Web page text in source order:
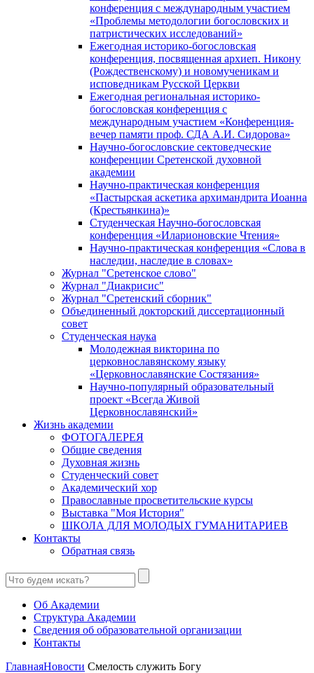
конференция с международным участием
«Проблемы методологии богословских и
патристических исследований»
Ежегодная историко-богословская
конференция, посвященная архиеп. Никону
(Рождественскому) и новомученикам и
исповедникам Русской Церкви
Ежегодная региональная историко-
богословская конференция с
международным участием «Конференция-
вечер памяти проф. СДА А.И. Сидорова»
Научно-богословские сектоведческие
конференции Сретенской духовной
академии
Научно-практическая конференция
«Пастырская аскетика архимандрита Иоанна
(Крестьянкина)»
Студенческая Научно-богословская
конференция «Иларионовские Чтения»
Научно-практическая конференция «Cлова в
наследии, наследие в словах»
Журнал "Сретенское слово"
Журнал "Диакрисис"
Журнал "Сретенский сборник"
Объединенный докторский диссертационный
совет
Студенческая наука
Молодежная викторина по
церковнославянскому языку
«Церковнославянские Состязания»
Научно-популярный образовательный
проект «Всегда Живой
Церковнославянский»
Жизнь академии
ФОТОГАЛЕРЕЯ
Общие сведения
Духовная жизнь
Студенческий совет
Академический хор
Православные просветительские курсы
Выставка "Моя История"
ШКОЛА ДЛЯ МОЛОДЫХ ГУМАНИТАРИЕВ
Контакты
Обратная связь
Об Академии
Структура Академии
Сведения об образовательной организации
Контакты
ГлавнаяНовости Смелость служить Богу